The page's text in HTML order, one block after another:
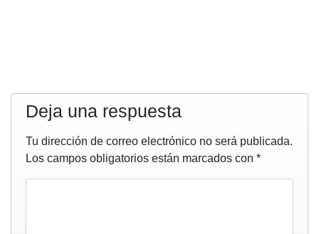
Deja una respuesta
Tu dirección de correo electrónico no será publicada.
Los campos obligatorios están marcados con *